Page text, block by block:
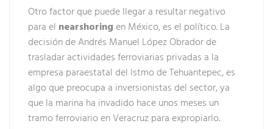
Otro factor que puede llegar a resultar negativo
para el nearshoringen México, es el político. La
decisión de Andrés Manuel López Obrador de
trasladar actividades ferroviarias privadas a la
empresa paraestatal del Istmo de Tehuantepec, es
algo que preocupa a inversionistas del sector, ya
que la marina ha invadido hace unos meses un
tramo ferroviario en Veracruz para expropiarlo.